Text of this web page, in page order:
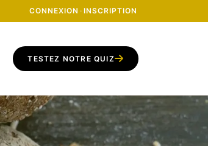
CONNEXION · INSCRIPTION
TESTEZ NOTRE QUIZ